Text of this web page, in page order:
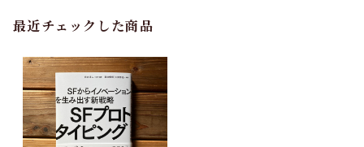
最近チェックした商品